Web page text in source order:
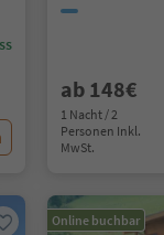
ab 148€
1 Nacht / 2
Personen Inkl.
MwSt.
Online buchbar